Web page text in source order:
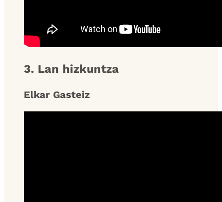
3. Lan hizkuntza
Elkar Gasteiz